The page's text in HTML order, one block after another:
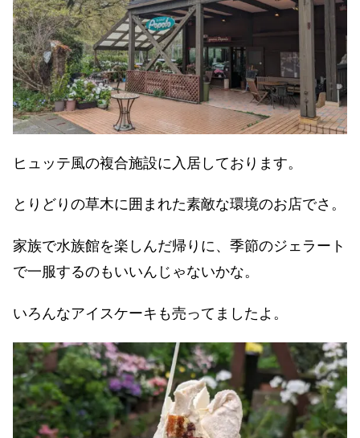
ヒュッテ風の複合施設に入居しております。
とりどりの草木に囲まれた素敵な環境のお店でさ。
家族で水族館を楽しんだ帰りに、季節のジェラート
で一服するのもいいんじゃないかな。
いろんなアイスケーキも売ってましたよ。